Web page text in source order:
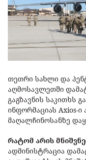
თეთრი სახლი და
აღმოსავლეთში
გაგზავნის საკითხს
ინფორმაციას Axios-
მაღალჩინოსანზე
რატომ არის
ადმინისტრაცია